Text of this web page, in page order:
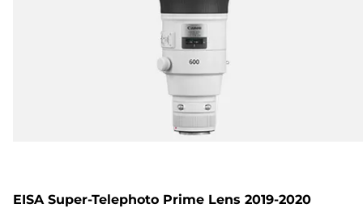
EISA Super-Telephoto Prime Lens 2019-2020